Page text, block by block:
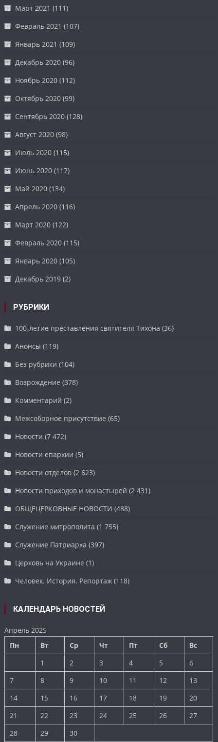
Март 2021 (111)
Февраль 2021 (107)
Январь 2021 (109)
Декабрь 2020 (96)
Ноябрь 2020 (112)
Октябрь 2020 (99)
Сентябрь 2020 (128)
Август 2020 (98)
Июль 2020 (115)
Июнь 2020 (117)
Май 2020 (134)
Апрель 2020 (116)
Март 2020 (122)
Февраль 2020 (115)
Январь 2020 (105)
Декабрь 2019 (2)
РУБРИКИ
100-летие преставления святителя Тихона (36)
Анонсы (119)
Без рубрики (104)
Возрождение (378)
Комментарий (2)
Межсоборное присутствие (65)
Новости (7 472)
Новости епархии (5)
Новости отделов (2 623)
Новости приходов и монастырей (2 431)
ОБЩЕЦЕРКОВНЫЕ НОВОСТИ (488)
Служение митрополита (1 755)
Служение Патриарха (397)
Церковь на Украине (1)
Человек. История. Репортаж (118)
КАЛЕНДАРЬ НОВОСТЕЙ
Апрель 2025
Пн
Вт Ср Чт Пт Сб
Вс
1
2 3 4 5
6
7
8 9 10 11 12
13
14
15 16 17 18 19
20
21
22 23 24 25 26
27
28
29 30